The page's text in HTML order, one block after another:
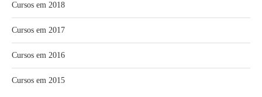
Cursos em 2018
Cursos em 2017
Cursos em 2016
Cursos em 2015